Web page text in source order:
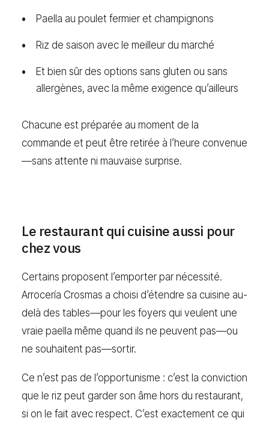
Paella au poulet fermier et champignons
Riz de saison avec le meilleur du marché
Et bien sûr des options sans gluten ou sans
allergènes, avec la même exigence qu’ailleurs
Chacune est préparée au moment de la
commande et peut être retirée à l’heure convenue
—sans attente ni mauvaise surprise.
Le restaurant qui cuisine aussi pour
chez vous
Certains proposent l’emporter par nécessité.
Arrocería Crosmas a choisi d’étendre sa cuisine au-
delà des tables—pour les foyers qui veulent une
vraie paella même quand ils ne peuvent pas—ou
ne souhaitent pas—sortir.
Ce n’est pas de l’opportunisme : c’est la conviction
que le riz peut garder son âme hors du restaurant,
si on le fait avec respect. C’est exactement ce qui